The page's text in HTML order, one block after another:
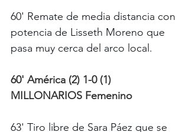
60' Remate de media distancia con
potencia de Lisseth Moreno que
pasa muy cerca del arco local.
60' América (2) 1-0 (1)
MILLONARIOS Femenino
63' Tiro libre de Sara Páez que se